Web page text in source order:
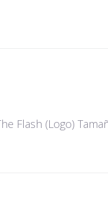
Flash (Logo)